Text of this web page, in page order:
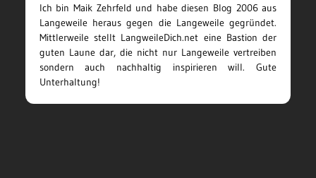
Ich bin Maik Zehrfeld und habe diesen Blog 2006 aus
Langeweile heraus gegen die Langeweile gegründet.
Mittlerweile stellt LangweileDich.net eine Bastion der
guten Laune dar, die nicht nur Langeweile vertreiben
sondern auch nachhaltig inspirieren will. Gute
Unterhaltung!